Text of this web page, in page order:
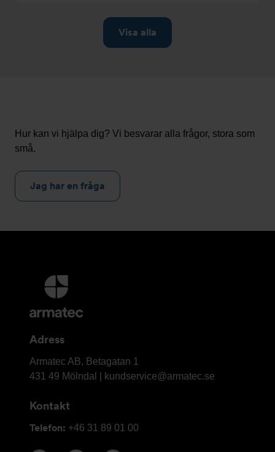
Hur kan vi hjälpa dig? Vi besvarar alla frågor, stora som
små.
Jag har en fråga
Ytterligare
information
och
Adress
Armatec
AB
Armatec AB, Betagatan 1
431 49 Mölndal |
kundservice@armatec.se
Kontakt
Telefon: +46 31 89 01 00